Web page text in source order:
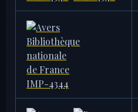
BIBLIOTHÈQUE NATIONALE DE
IMP-4342
11,28 g